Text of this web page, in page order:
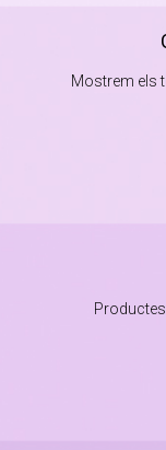
Mostrem els